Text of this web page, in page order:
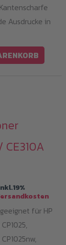
Ausdrucke in
CE310A
für HP